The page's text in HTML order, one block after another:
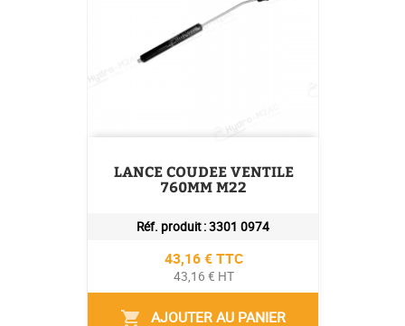
LANCE COUDEE VENTILE
760MM M22
Réf. produit :3301 0974
Prix
43,16 € TTC
43,16 € HT
shopping_cart AJOUTER AU PANIER